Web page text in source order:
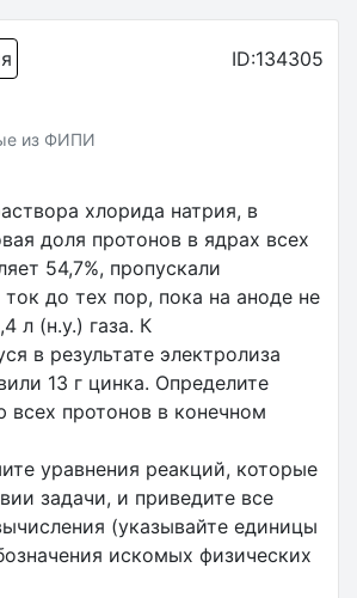
ID:134305
из ФИПИ
хлорида натрия, в
доля протонов в ядрах всех
54,7%, пропускали
ток до тех пор, пока на аноде не
л (н.у.) газа. К
в результате электролиза
13 г цинка. Определите
протонов в конечном
уравнения реакций, которые
задачи, и приведите все
(указывайте единицы
искомых физических